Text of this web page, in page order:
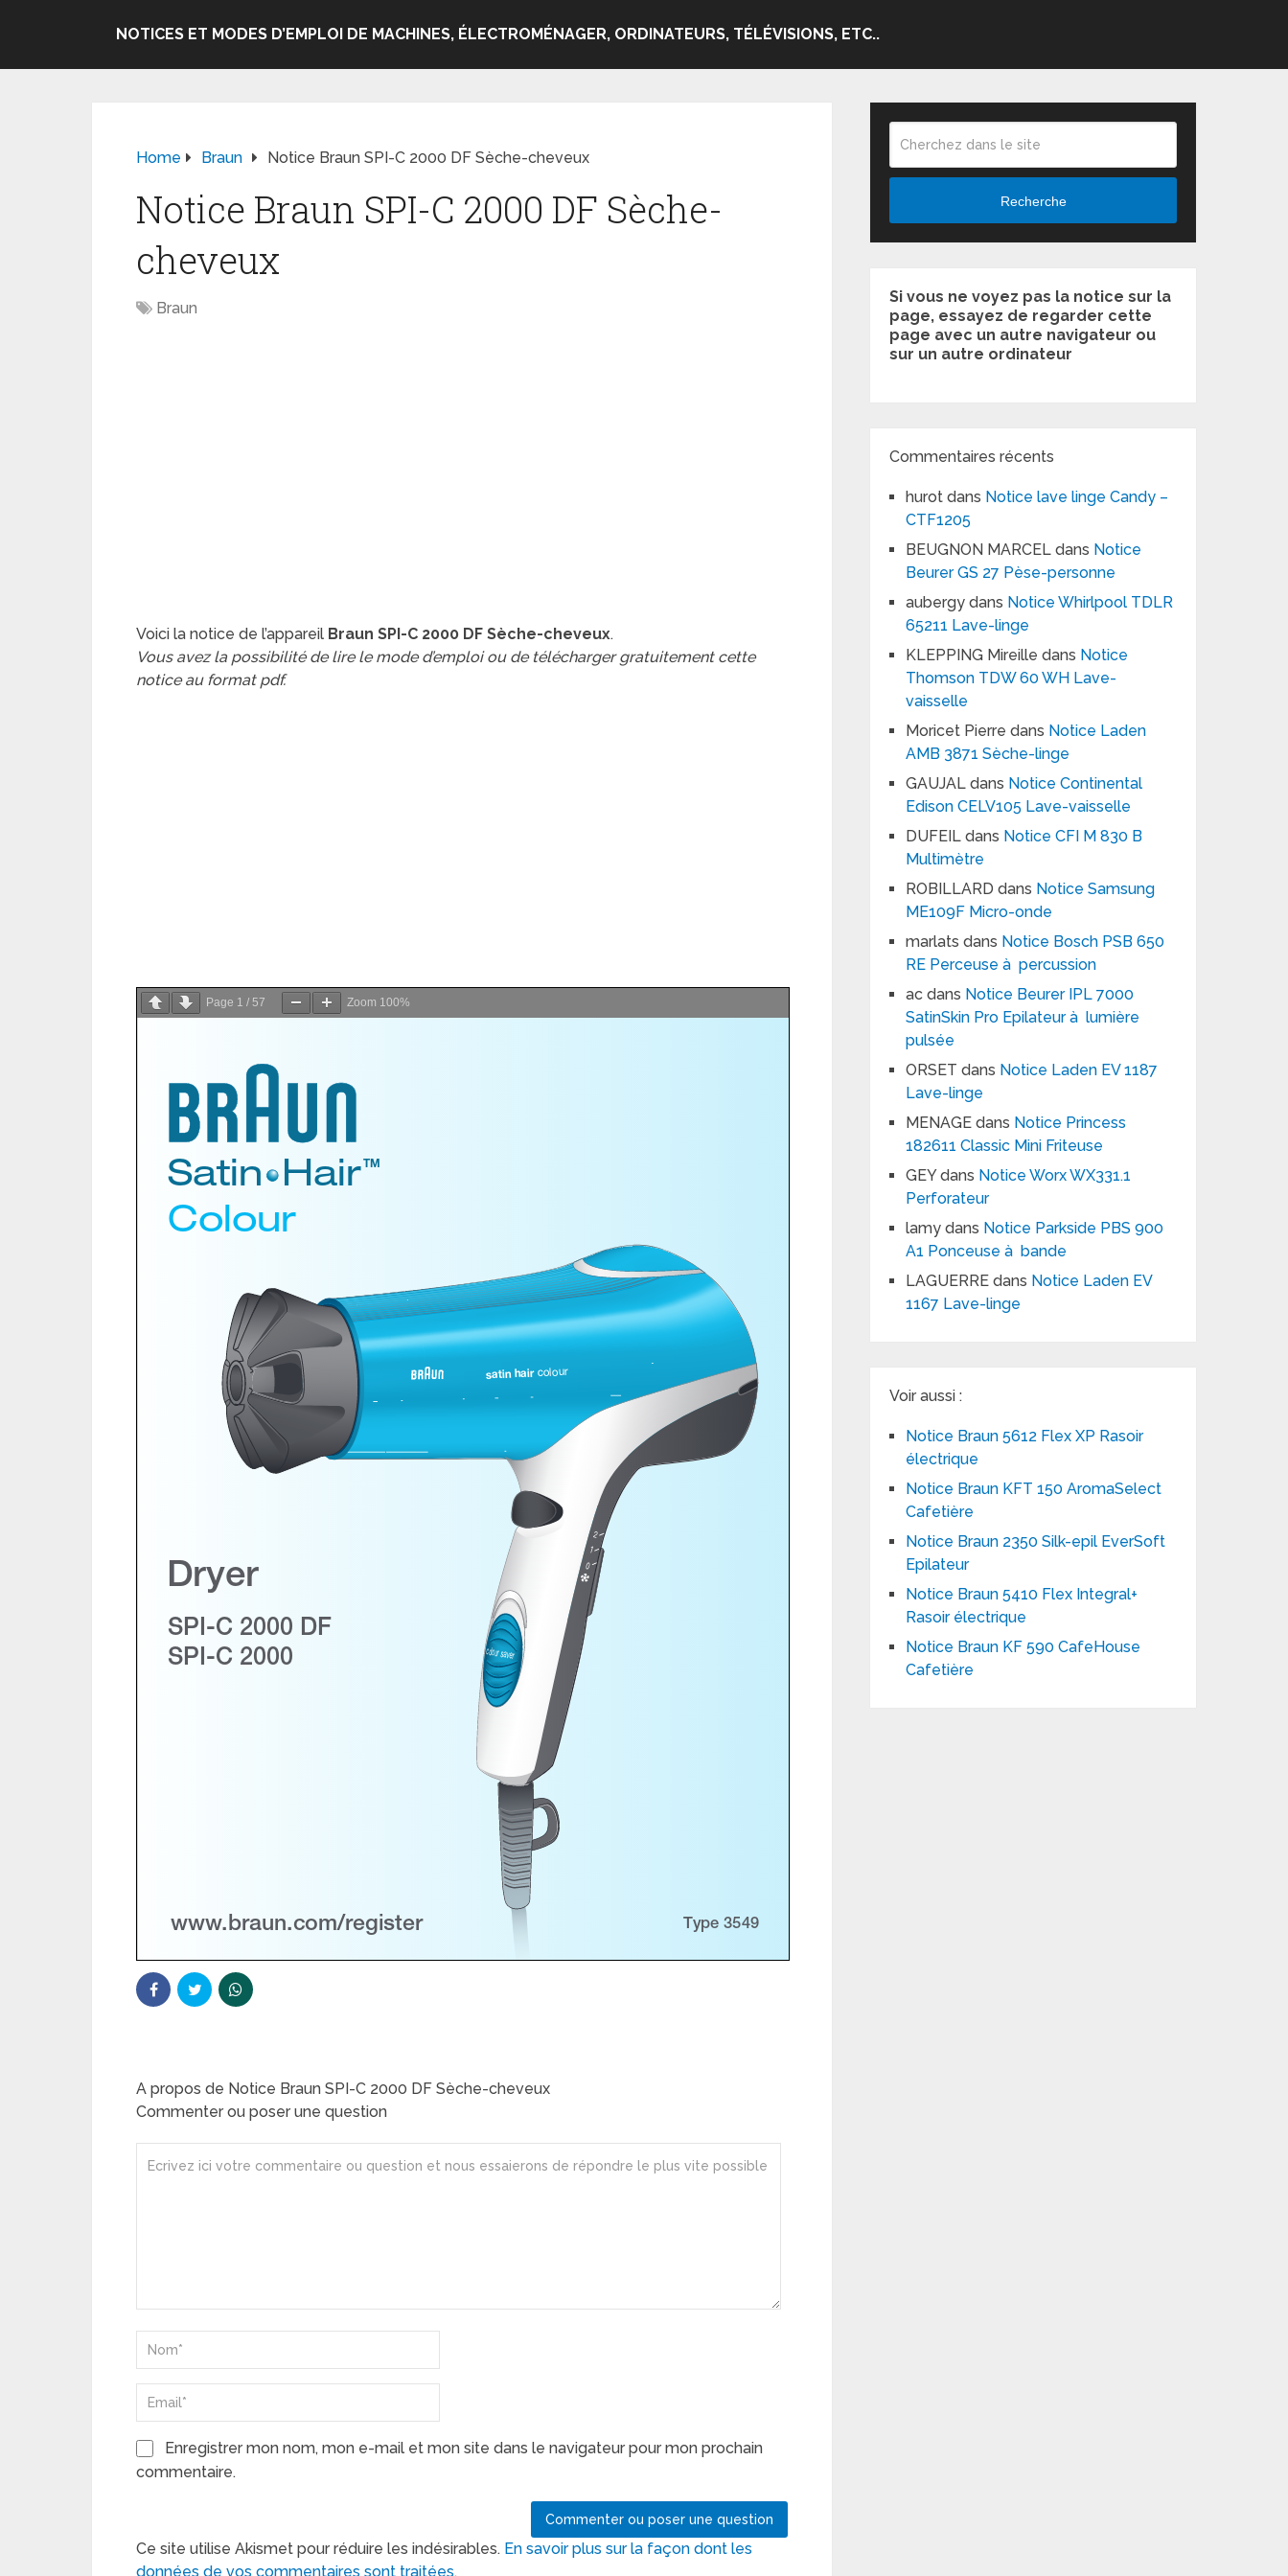
NOTICES ET MODES D’EMPLOI DE MACHINES, ÉLECTROMÉNAGER, ORDINATEURS, TÉLÉVISIONS, ETC..
Home Braun Notice Braun SPI-C 2000 DF Sèche-cheveux
Notice Braun SPI-C 2000 DF Sèche-
cheveux
Braun
Voici la notice de l’appareil Braun SPI-C 2000 DF Sèche-cheveux.
Vous avez la possibilité de lire le mode d’emploi ou de télécharger gratuitement cette
notice au format pdf.
Page 1 / 57 Zoom 100%
A propos de Notice Braun SPI-C 2000 DF Sèche-cheveux
Commenter ou poser une question
Enregistrer mon nom, mon e-mail et mon site dans le navigateur pour mon prochain
commentaire.
Ce site utilise Akismet pour réduire les indésirables. En savoir plus sur la façon dont les
données de vos commentaires sont traitées.
Recherche
Si vous ne voyez pas la notice sur la
page, essayez de regarder cette
page avec un autre navigateur ou
sur un autre ordinateur
Commentaires récents
hurot dans Notice lave linge Candy –
CTF1205
BEUGNON MARCEL dans Notice
Beurer GS 27 Pèse-personne
aubergy dans Notice Whirlpool TDLR
65211 Lave-linge
KLEPPING Mireille dans Notice
Thomson TDW 60 WH Lave-
vaisselle
Moricet Pierre dans Notice Laden
AMB 3871 Sèche-linge
GAUJAL dans Notice Continental
Edison CELV105 Lave-vaisselle
DUFEIL dans Notice CFI M 830 B
Multimètre
ROBILLARD dans Notice Samsung
ME109F Micro-onde
marlats dans Notice Bosch PSB 650
RE Perceuse à percussion
ac dans Notice Beurer IPL 7000
SatinSkin Pro Epilateur à lumière
pulsée
ORSET dans Notice Laden EV 1187
Lave-linge
MENAGE dans Notice Princess
182611 Classic Mini Friteuse
GEYdans Notice Worx WX331.1
Perforateur
lamy dans Notice Parkside PBS 900
A1 Ponceuse à bande
LAGUERRE dans Notice Laden EV
1167 Lave-linge
Voir aussi :
Notice Braun 5612 Flex XP Rasoir
électrique
Notice Braun KFT 150 AromaSelect
Cafetière
Notice Braun 2350 Silk-epil EverSoft
Epilateur
Notice Braun 5410 Flex Integral+
Rasoir électrique
Notice Braun KF 590 CafeHouse
Cafetière